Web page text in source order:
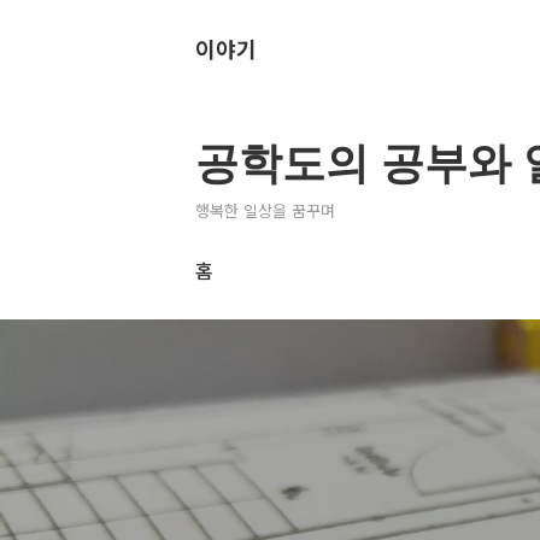
이야기
공학도의 공부와
행복한 일상을 꿈꾸며
홈